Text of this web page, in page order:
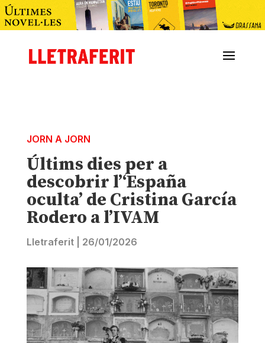
JORN A JORN
Últims dies per a
descobrir l’‘España
oculta’ de Cristina García
Rodero a l’IVAM
Lletraferit| 26/01/2026